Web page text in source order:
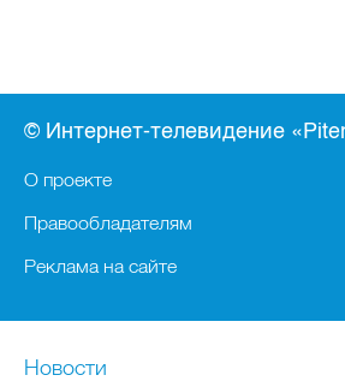
© Интернет-телевидение
О проекте
Правообладателям
Реклама на сайте
Новости